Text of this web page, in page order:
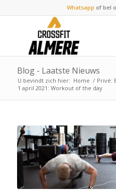
Whatsapp of bel
Blog - Laatste Nieuws
U bevindt zich hier: Home / Privé:
1 april 2021: Workout of the day